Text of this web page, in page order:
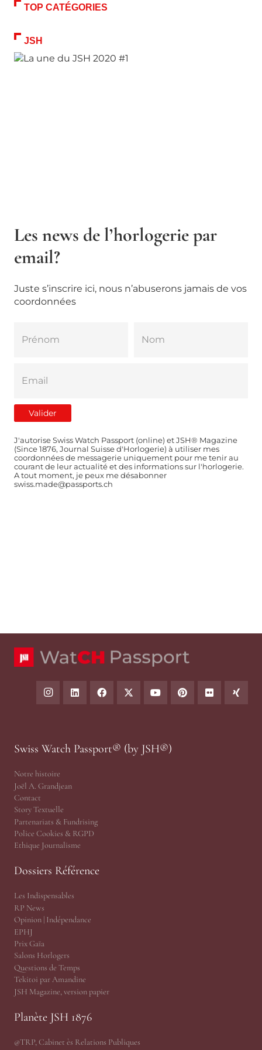
TOP CATÉGORIES
JSH
Les news de l’horlogerie par
email?
Juste s’inscrire ici, nous n’abuserons jamais de vos
coordonnées
J'autorise Swiss Watch Passport (online) et JSH® Magazine
(Since 1876, Journal Suisse d'Horlogerie) à utiliser mes
coordonnées de messagerie uniquement pour me tenir au
courant de leur actualité et des informations sur l'horlogerie.
A tout moment, je peux me désabonner
swiss.made@passports.ch
Swiss Watch Passport® (by JSH®)
Notre histoire
Joël A. Grandjean
Contact
Story Textuelle
Partenariats & Fundrising
Police Cookies & RGPD
Ethique Journalisme
Dossiers Référence
Les Indispensables
RP News
Opinion | Indépendance
EPHJ
Prix Gaïa
Salons Horlogers
Questions de Temps
Tekitoi par Amandine
JSH Magazine, version papier
Planète JSH 1876
@TRP, Cabinet ès Relations Publiques